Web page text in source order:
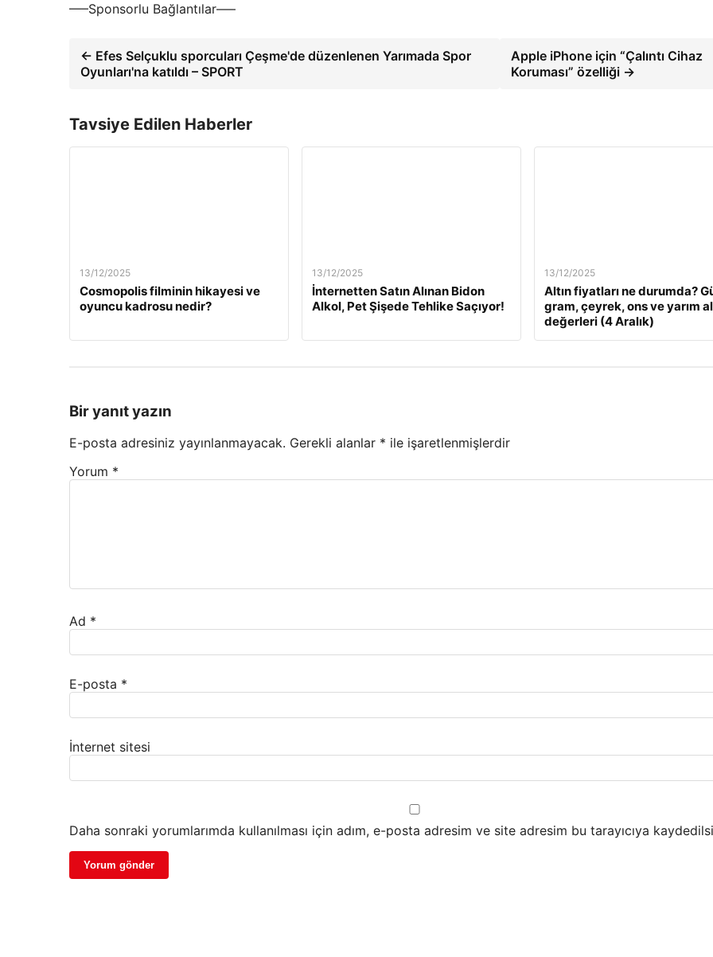
—–Sponsorlu Bağlantılar—–
← Efes Selçuklu sporcuları Çeşme'de düzenlenen Yarımada Spor
Oyunları'na katıldı – SPORT
Apple iPhone için “Çalıntı Cihaz
Koruması” özelliği →
Tavsiye Edilen Haberler
13/12/2025
Cosmopolis filminin hikayesi ve
oyuncu kadrosu nedir?
13/12/2025
İnternetten Satın Alınan Bidon
Alkol, Pet Şişede Tehlike Saçıyor!
13/12/2025
Altın fiyatları ne durumda?
gram, çeyrek, ons ve yarım
değerleri (4 Aralık)
Bir yanıt yazın
E-posta adresiniz yayınlanmayacak. Gerekli alanlar * ile işaretlenmişlerdir
Yorum *
Ad *
E-posta *
İnternet sitesi
Daha sonraki yorumlarımda kullanılması için adım, e-posta adresim ve site adresim bu tarayıcıya